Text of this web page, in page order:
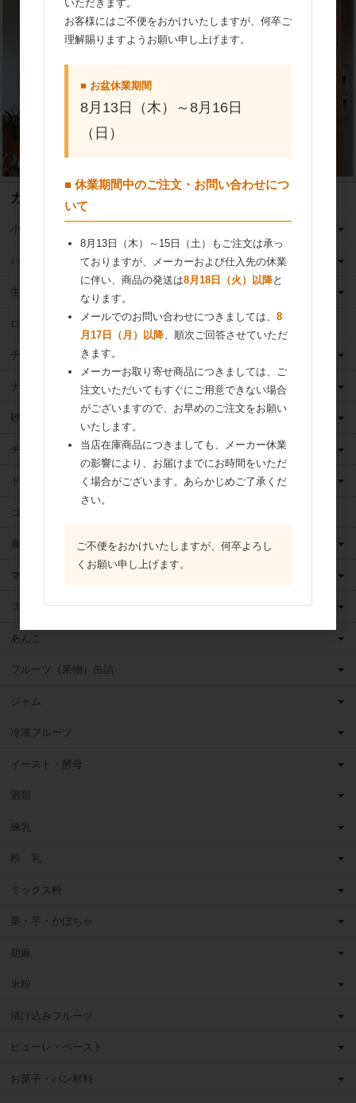
カテゴリ
小麦粉
バター
生クリーム
ロングライフ牛乳
チーズ
ナッツ
砂糖
チョコレート
ドライフルーツ
食用油
マーガリン
フィリング
あんこ
フルーツ（果物）缶詰
ジャム
冷凍フルーツ
イースト・酵母
酒類
練乳
粉 乳
ミックス粉
栗・芋・かぼちゃ
胡麻
米粉
漬け込みフルーツ
ピューレ・ペースト
お菓子・パン材料
いただきます。
お客様にはご不便をおかけいたしますが、何卒ご
理解賜りますようお願い申し上げます。
■ お盆休業期間
8月13日（木）～8月16日
（日）
■ 休業期間中のご注文・お問い合わせにつ
いて
8月13日（木）～15日（土）もご注文は承っ
ておりますが、メーカーおよび仕入先の休業
に伴い、商品の発送は8月18日（火）以降と
なります。
メールでのお問い合わせにつきましては、 8
月17日（月）以降、順次ご回答させていただ
きます。
メーカーお取り寄せ商品につきましては、ご
注文いただいてもすぐにご用意できない場合
がございますので、お早めのご注文をお願い
いたします。
当店在庫商品につきましても、メーカー休業
の影響により、お届けまでにお時間をいただ
く場合がございます。あらかじめご了承くだ
さい。
ご不便をおかけいたしますが、何卒よろし
くお願い申し上げます。